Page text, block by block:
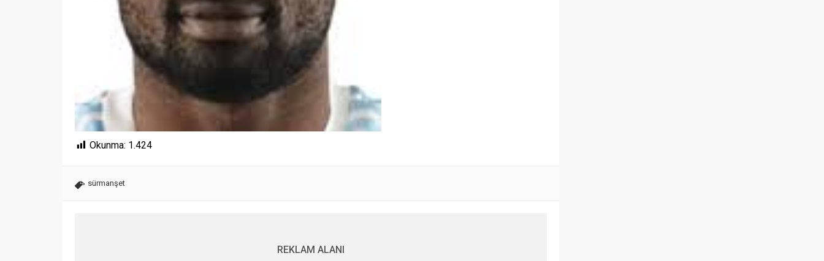
Okunma: 1.424
sürmanşet
REKLAM ALANI